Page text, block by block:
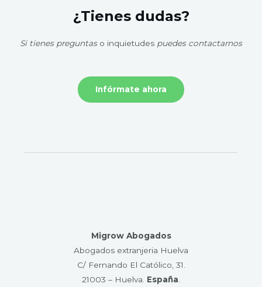
¿Tienes dudas?
Si tienes preguntaso inquietudes puedes contactarnos
Infórmate ahora
Migrow Abogados
Abogados extranjeria Huelva
C/ Fernando El Católico, 31.
21003 – Huelva​. España